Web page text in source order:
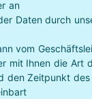
an
Daten durch
vom
mit Ihnen die Art
den Zeitpunkt des